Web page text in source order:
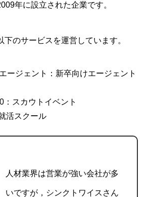
年に設立された企業です。
下のサービスを運営しています。
ージェント：新卒向けエージェント
スカウトイベント
活スクール
人材業界は営業が強い会社が多
いですが，シンクトワイスさん